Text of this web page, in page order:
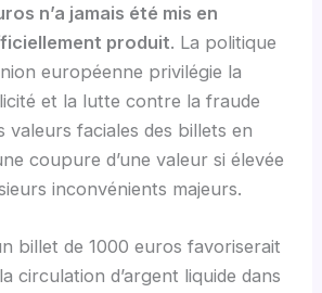
n’a jamais été mis en
produit. La politique
européenne privilégie la
et la lutte contre la fraude
valeurs faciales des billets en
coupure d’une valeur si élevée
inconvénients majeurs.
billet de 1000 euros favoriserait
circulation d’argent liquide dans